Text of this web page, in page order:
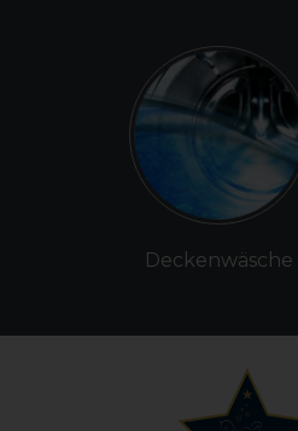
Deckenwäsche